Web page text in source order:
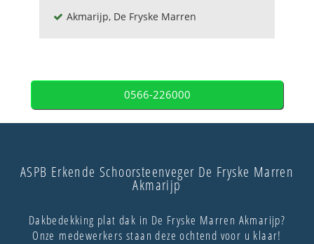
Akmarijp, De Fryske Marren
0566-226000
ASPB Erkende Schoorsteenveger De Fryske Marren
Akmarijp
Dakbedekking plat dak in De Fryske Marren Akmarijp?
Onze medewerkers staan deze ochtend voor u klaar!